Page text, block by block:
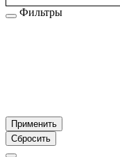
Фильтры
Применить
Сбросить